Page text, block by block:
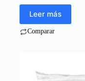
Leer más
Comparar